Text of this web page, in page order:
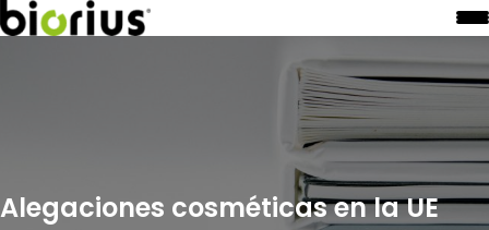
Alegaciones cosméticas en la UE